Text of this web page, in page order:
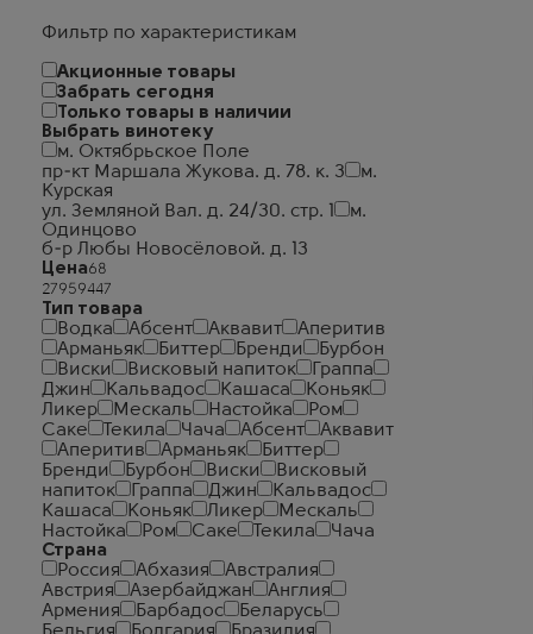
Фильтр по характеристикам
Акционные товары
Забрать сегодня
Только товары в наличии
Выбрать винотеку
м. Октябрьское Поле
пр-кт Маршала Жукова. д. 78. к. 3
м.
Курская
ул. Земляной Вал. д. 24/30. стр. 1
м.
Одинцово
б-р Любы Новосёловой. д. 13
Цена
Тип товара
Водка
Абсент Аквавит
Аперитив
Арманьяк
Биттер Бренди
Бурбон
Виски
Висковый напиток
Граппа
Джин
Кальвадос Кашаса
Коньяк
Ликер
Мескаль Настойка
Ром
Саке
Текила Чача Абсент
Аквавит
Аперитив
Арманьяк
Биттер
Бренди
Бурбон Виски
Висковый
напиток
Граппа Джин
Кальвадос
Кашаса
Коньяк Ликер
Мескаль
Настойка
Ром Саке Текила
Чача
Страна
Россия
Абхазия
Австралия
Австрия
Азербайджан
Англия
Армения
Барбадос
Беларусь